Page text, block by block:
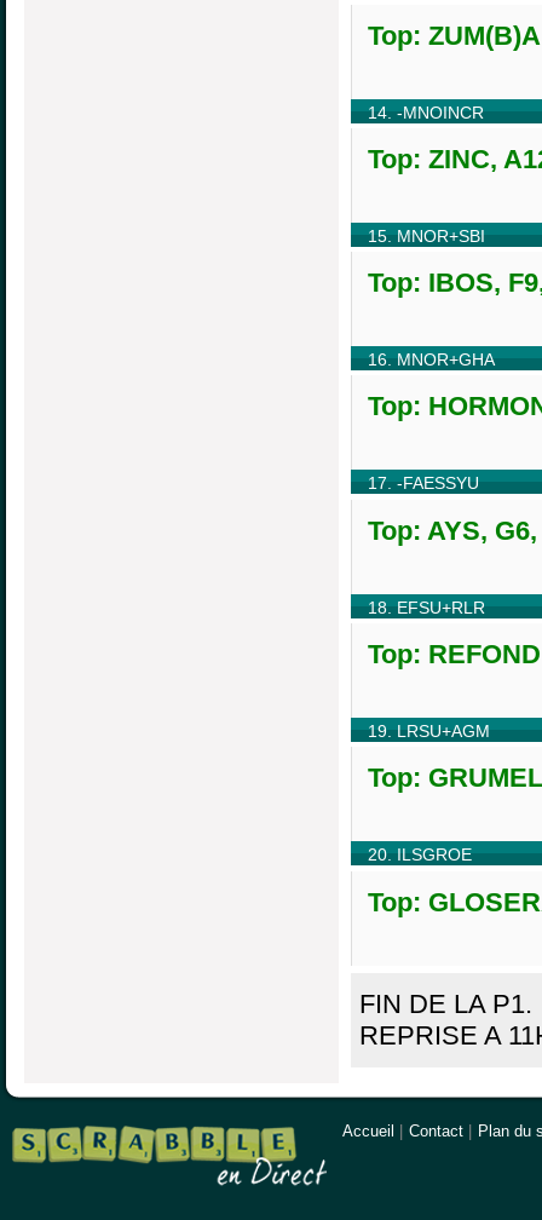
Top:
14. -MNOINCR
Top: ZINC,
15. MNOR+SBI
Top: IBOS,
16. MNOR+GHA
Top:
17. -FAESSYU
Top: AYS,
18. EFSU+RLR
Top:
19. LRSU+AGM
Top:
20. ILSGROE
Top:
FIN DE LA P1.
REPRISE A
Accueil Contact Plan du